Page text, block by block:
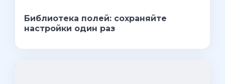
Библиотека полей: сохраняйте
настройки один раз